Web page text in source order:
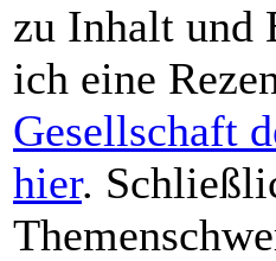
zu Inhalt und
ich eine
Gesellschaft
hier.